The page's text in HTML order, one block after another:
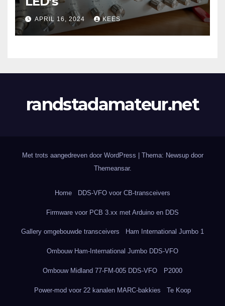
APRIL 16, 2024 KEES
randstadamateur.net
Met trots aangedreven door WordPress
Thema: Newsup door
Themeansar.
Home DDS-VFO voor CB-transceivers
Firmware voor PCB 3.xx met Arduino en DDS
Gallery omgebouwde transceivers Ham International Jumbo 1
Ombouw Ham-International Jumbo DDS-VFO
Ombouw Midland 77-FM-005 DDS-VFO P2000
Power-mod voor 22 kanalen MARC-bakkies Te Koop